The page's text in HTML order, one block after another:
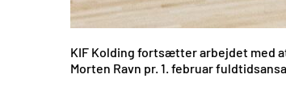
KIF Kolding fortsætter arbejdet med
Morten Ravn pr. 1. februar